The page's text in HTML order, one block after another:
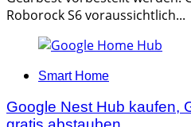
Roborock S6 voraussichtlich...
Categories
Smart Home
Google Nest Hub kaufen,